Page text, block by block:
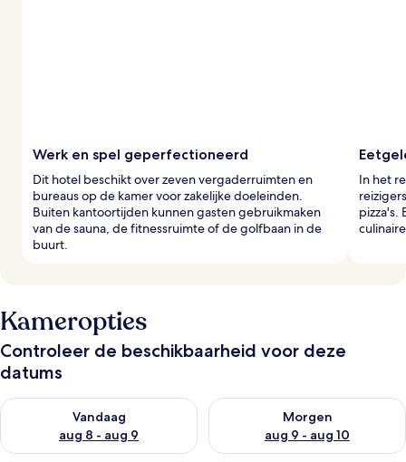
Werk en spel geperfectioneerd
Dit hotel beschikt over zeven vergaderruimten en
bureaus op de kamer voor zakelijke doeleinden.
Buiten kantoortijden kunnen gasten gebruikmaken
van de sauna, de fitnessruimte of de golfbaan in de
buurt.
In het
pizza's.
Kameropties
Controleer de beschikbaarheid voor deze
datums
Vandaag
aug 8 - aug 9
De beschikbaarheid controleren voor vanavond aug 8 - aug 9
Morgen
aug 9 - aug 10
De beschikbaarheid